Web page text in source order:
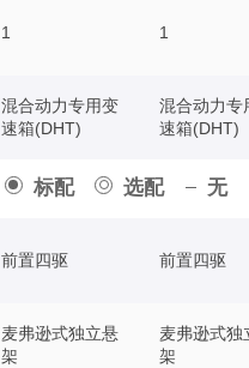
标配 选配 无
1 1
混合动力专用变
速箱(DHT)
混合动力专
速箱(DHT)
前置四驱 前置四驱
麦弗逊式独立悬
架
麦弗逊式独
架